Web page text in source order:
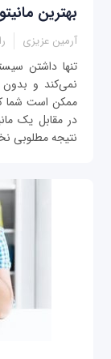
بهترین
آرمین عزیزی
تنها داشتن
نمی‌کند و بدون
در مقابل یک
نتیجه مطلوبی